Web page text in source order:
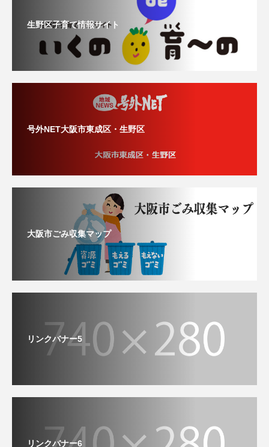
生野区子育て情報サイト
号外NET大阪市東成区・生野区
大阪市ごみ収集マップ
リンクバナー5
リンクバナー6